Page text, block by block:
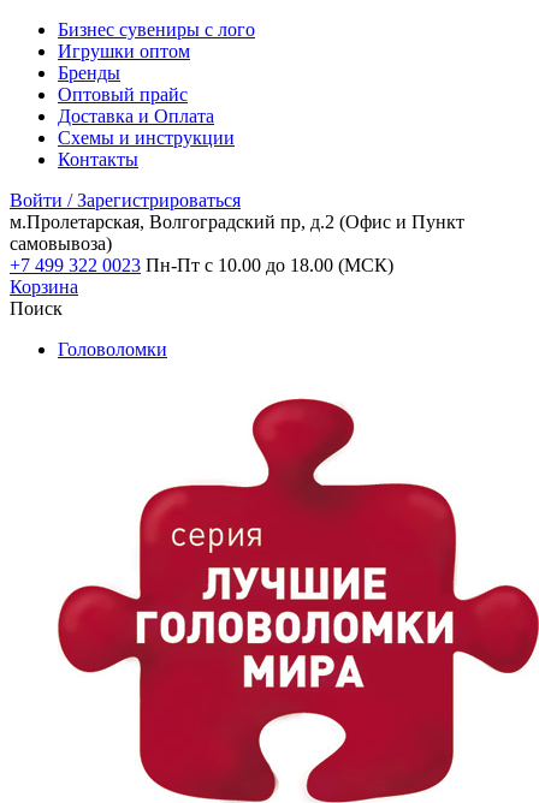
Бизнес сувениры с лого
Игрушки оптом
Бренды
Оптовый прайс
Доставка и Оплата
Схемы и инструкции
Контакты
Войти / Зарегистрироваться
м.Пролетарская, Волгоградский пр, д.2 (Офис и Пункт
самовывоза)
+7 499 322 0023 Пн-Пт с 10.00 до 18.00 (МСК)
Корзина
Поиск
Головоломки